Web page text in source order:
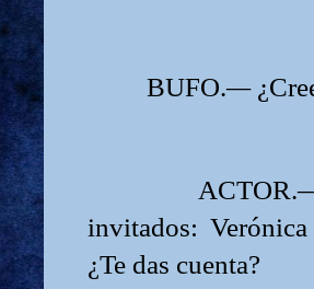
BUFO.—
ACTOR.
invitados:
¿Te das cuenta?